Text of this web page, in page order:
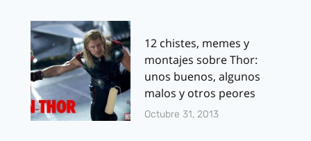
12 chistes, memes y
montajes sobre Thor:
unos buenos, algunos
malos y otros peores
Octubre 31, 2013